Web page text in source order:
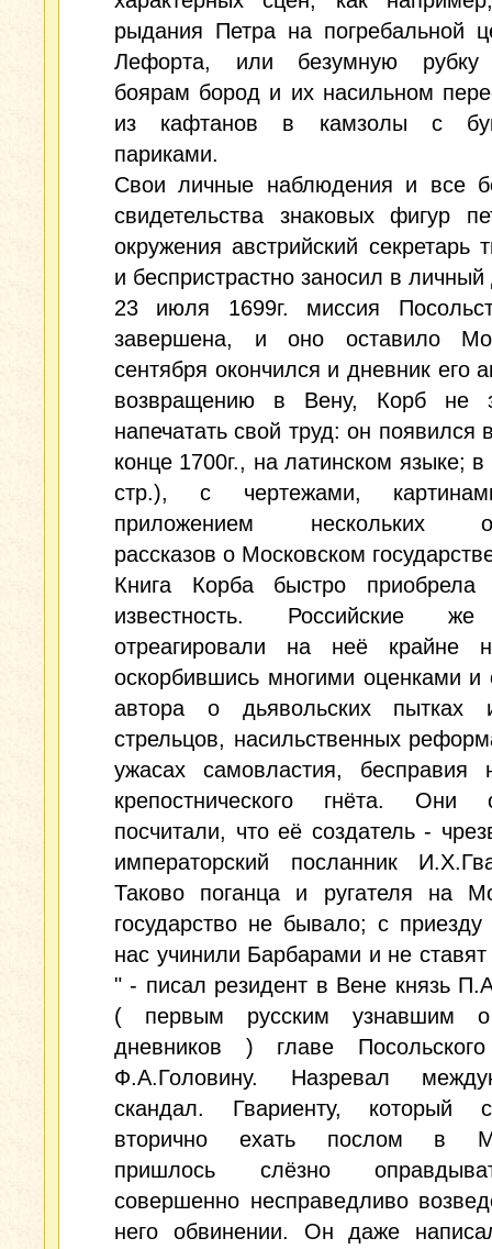
рыдания Петра на погребальной
Лефорта, или безумную рубку
боярам бород и их насильном
из кафтанов в камзолы с
париками.
Свои личные наблюдения и все
свидетельства знаковых фигур
окружения австрийский секретарь
и беспристрастно заносил в личный
23 июля 1699г. миссия
завершена, и оно оставило
сентября окончился и дневник его
возвращению в Вену, Корб не
напечатать свой труд: он появился
конце 1700г., на латинском языке;
стр.), с чертежами,
приложением нескольких
рассказов о Московском
Книга Корба быстро приобрела
известность. Российские
отреагировали на неё крайне
оскорбившись многими оценками и
автора о дьявольских пытках
стрельцов, насильственных
ужасах самовластия, бесправия
крепостнического гнёта. Они
посчитали, что её создатель -
императорский посланник
Таково поганца и ругателя на
государство не бывало; с
нас учинили Барбарами и не ставят
" - писал резидент в Вене князь
( первым русским узнавшим
дневников ) главе
Ф.А.Головину. Назревал
скандал. Гвариенту, который
вторично ехать послом в
пришлось слёзно
совершенно несправедливо
него обвинении. Он даже